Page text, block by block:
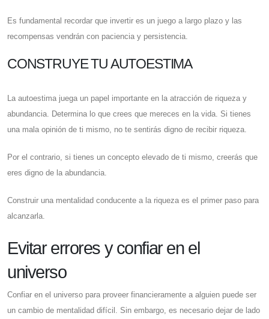
Es fundamental recordar que invertir es un juego a largo plazo y las
recompensas vendrán con paciencia y persistencia.
CONSTRUYE TU AUTOESTIMA
La autoestima juega un papel importante en la atracción de riqueza y
abundancia. Determina lo que crees que mereces en la vida. Si tienes
una mala opinión de ti mismo, no te sentirás digno de recibir riqueza.
Por el contrario, si tienes un concepto elevado de ti mismo, creerás que
eres digno de la abundancia.
Construir una mentalidad conducente a la riqueza es el primer paso para
alcanzarla.
Evitar errores y confiar en el
universo
Confiar en el universo para proveer financieramente a alguien puede ser
un cambio de mentalidad difícil. Sin embargo, es necesario dejar de lado